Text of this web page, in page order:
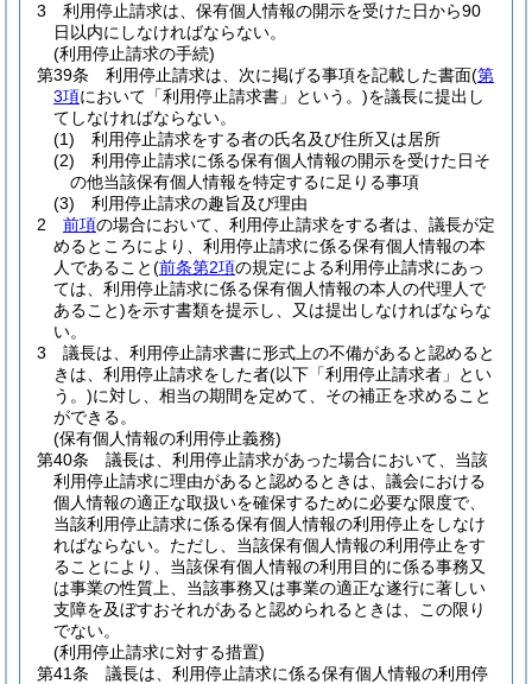
3
利用停止請求は、保有個人情報の開示を受けた日から90
日以内にしなければならない。
(利用停止請求の手続)
第39条
利用停止請求は、次に掲げる事項を記載した書面(第
3項において「利用停止請求書」という。)を議長に提出し
てしなければならない。
(1)
利用停止請求をする者の氏名及び住所又は居所
(2)
利用停止請求に係る保有個人情報の開示を受けた日そ
の他当該保有個人情報を特定するに足りる事項
(3)
利用停止請求の趣旨及び理由
2
前項の場合において、利用停止請求をする者は、議長が定
めるところにより、利用停止請求に係る保有個人情報の本
人であること(前条第2項の規定による利用停止請求にあっ
ては、利用停止請求に係る保有個人情報の本人の代理人で
あること)を示す書類を提示し、又は提出しなければならな
い。
3
議長は、利用停止請求書に形式上の不備があると認めると
きは、利用停止請求をした者(以下「利用停止請求者」とい
う。)に対し、相当の期間を定めて、その補正を求めること
ができる。
(保有個人情報の利用停止義務)
第40条
議長は、利用停止請求があった場合において、当該
利用停止請求に理由があると認めるときは、議会における
個人情報の適正な取扱いを確保するために必要な限度で、
当該利用停止請求に係る保有個人情報の利用停止をしなけ
ればならない。 ただし、当該保有個人情報の利用停止をす
ることにより、当該保有個人情報の利用目的に係る事務又
は事業の性質上、当該事務又は事業の適正な遂行に著しい
支障を及ぼすおそれがあると認められるときは、この限り
でない。
(利用停止請求に対する措置)
第41条
議長は、利用停止請求に係る保有個人情報の利用停